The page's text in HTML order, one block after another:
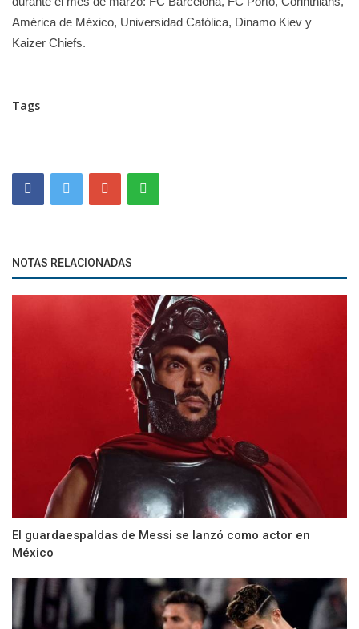
América de México, Universidad Católica, Dinamo Kiev y
Kaizer Chiefs.
Tags
NOTAS RELACIONADAS
El guardaespaldas de Messi se lanzó como actor en
México